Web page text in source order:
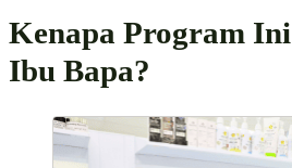
Kenapa Program
Ibu Bapa?